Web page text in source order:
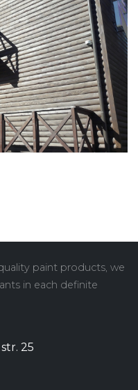
paint products, we
in each definite
25